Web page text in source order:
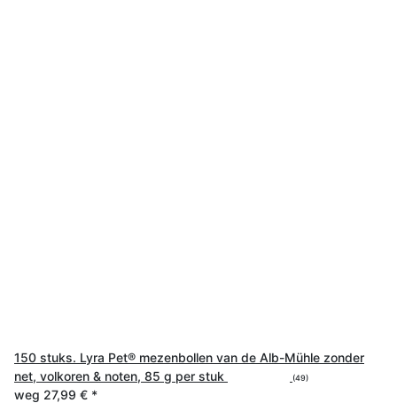
150 stuks. Lyra Pet® mezenbollen van de Alb-Mühle zonder
net, volkoren & noten, 85 g per stuk
(49)
weg 27,99 € *